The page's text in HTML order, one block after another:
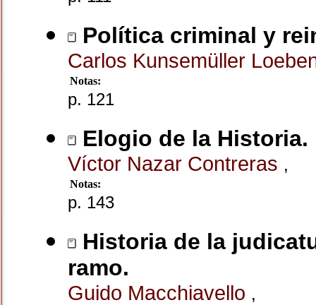
Política criminal y
Carlos Kunsemüller
Notas:
p. 121
Elogio de la Historia.
Víctor Nazar Contreras ,
Notas:
p. 143
Historia de la
ramo.
Guido Macchiavello ,